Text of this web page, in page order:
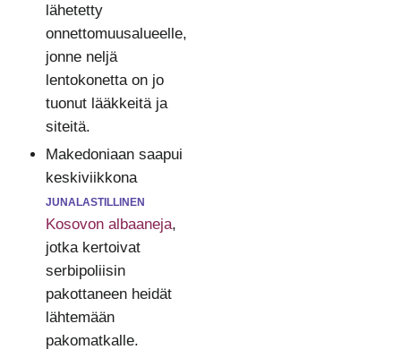
lähetetty
onnettomuusalueelle,
jonne neljä
lentokonetta on jo
tuonut lääkkeitä ja
siteitä.
Makedoniaan saapui
keskiviikkona
junalastillinen
Kosovon albaaneja,
jotka kertoivat
serbipoliisin
pakottaneen heidät
lähtemään
pakomatkalle.